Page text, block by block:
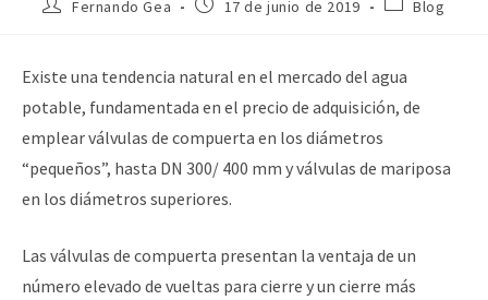
Fernando Gea 17 de junio de 2019 Blog
Existe una tendencia natural en el mercado del agua
potable, fundamentada en el precio de adquisición, de
emplear válvulas de compuerta en los diámetros
“pequeños”, hasta DN 300/ 400 mm y válvulas de mariposa
en los diámetros superiores.
Las válvulas de compuerta presentan la ventaja de un
número elevado de vueltas para cierre y un cierre más